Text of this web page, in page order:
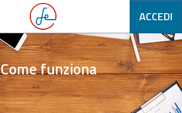
ACCEDI
Come funziona